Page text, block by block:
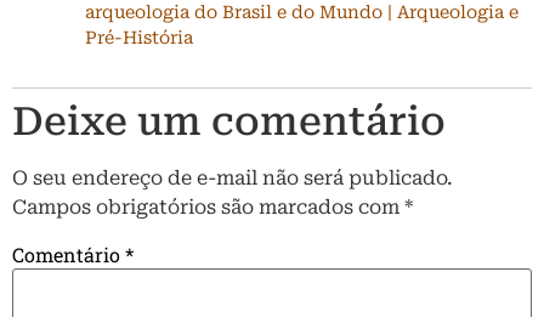
arqueologia do Brasil e do Mundo | Arqueologia e
Pré-História
Deixe um comentário
O seu endereço de e-mail não será publicado.
Campos obrigatórios são marcados com *
Comentário*